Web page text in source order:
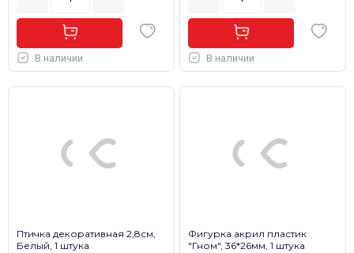
В наличии В наличии
Птичка декоративная 2,8см,
Белый, 1 штука
Фигурка акрил пластик
"Гном", 36*26мм, 1 штука